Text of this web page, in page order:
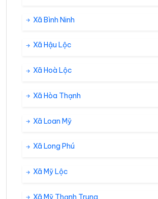
Xã Bình Ninh
Xã Hậu Lộc
Xã Hoà Lộc
Xã Hòa Thạnh
Xã Loan Mỹ
Xã Long Phú
Xã Mỹ Lộc
Xã Mỹ Thạnh Trung